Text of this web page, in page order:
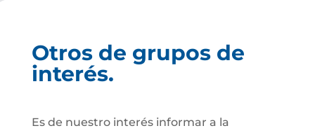
Otros de grupos de
interés.
Es de nuestro interés informar a la